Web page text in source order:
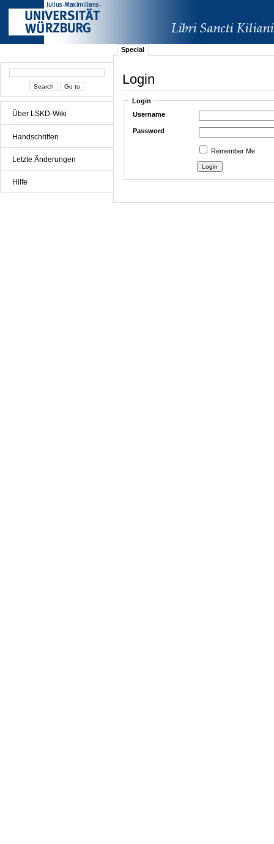
Über LSKD-Wiki
Handschriften
Letzte Änderungen
Hilfe
Special
Login
Login
Username
Password
Remember Me